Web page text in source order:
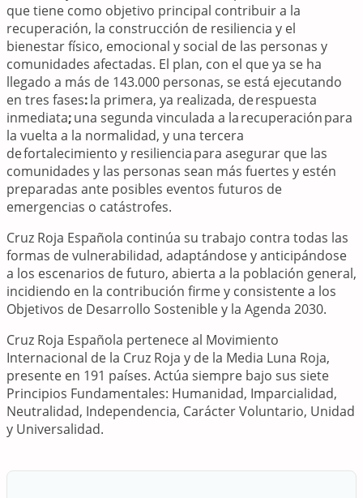
que tiene como objetivo principal contribuir a la
recuperación, la construcción de resiliencia y el
bienestar físico, emocional y social de las personas y
comunidades afectadas. El plan, con el que ya se ha
llegado a más de 143.000 personas, se está ejecutando
en tres fases:la primera, ya realizada, derespuesta
inmediata;una segunda vinculada a larecuperaciónpara
la vuelta a la normalidad, y una tercera
de fortalecimiento y resilienciapara asegurar que las
comunidades y las personas sean más fuertes y estén
preparadas ante posibles eventos futuros de
emergencias o catástrofes.
Cruz Roja Española continúa su trabajo contra todas las
formas de vulnerabilidad, adaptándose y anticipándose
a los escenarios de futuro, abierta a la población general,
incidiendo en la contribución firme y consistente a los
Objetivos de Desarrollo Sostenible y la Agenda 2030.
Cruz Roja Española pertenece al Movimiento
Internacional de la Cruz Roja y de la Media Luna Roja,
presente en 191 países. Actúa siempre bajo sus siete
Principios Fundamentales: Humanidad, Imparcialidad,
Neutralidad, Independencia, Carácter Voluntario, Unidad
y Universalidad.